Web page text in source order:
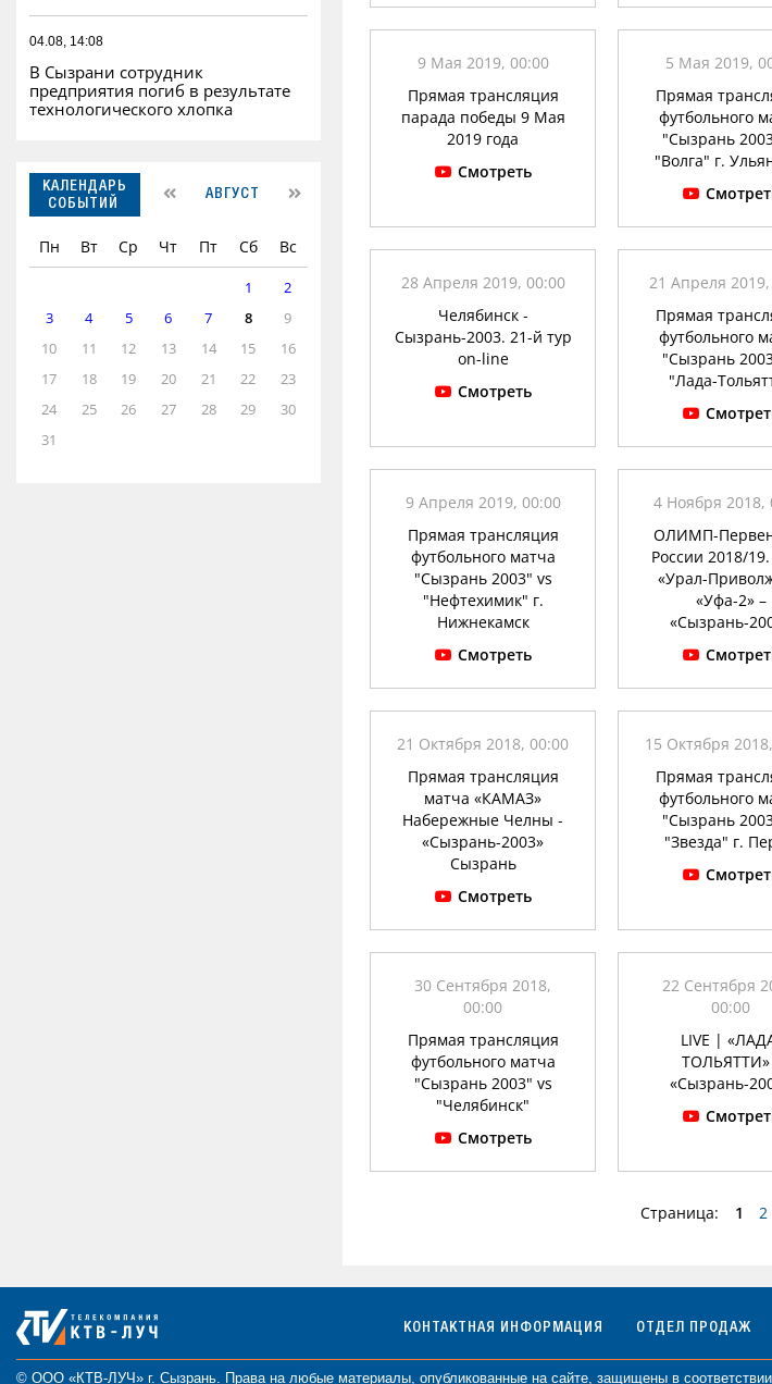
04.08, 14:08
В Сызрани сотрудник
предприятия погиб в результате
технологического хлопка
КАЛЕНДАРЬ
СОБЫТИЙ
АВГУСТ
Пн Вт Ср Чт Пт Сб Вс
1
2
3
4 5 6 7 8
9
10
11 12 13 14 15
16
17
18 19 20 21 22
23
24
25 26 27 28 29
30
31
9 Мая 2019, 00:00
Прямая трансляция
парада победы 9 Мая
2019 года
Смотреть
5 Мая 2019,
Прямая
футбольного
"Сызрань
"Волга" г.
28 Апреля 2019, 00:00
Челябинск -
Сызрань-2003. 21-й тур
on-line
Смотреть
21 Апреля
Прямая
футбольного
"Сызрань
"Лада-
9 Апреля 2019, 00:00
Прямая трансляция
футбольного матча
"Сызрань 2003" vs
"Нефтехимик" г.
Нижнекамск
Смотреть
4 Ноября 2018,
ОЛИМП-
России 2018/
«Урал-
«Уфа-2» –
«Сызрань-
21 Октября 2018, 00:00
Прямая трансляция
матча «КАМАЗ»
Набережные Челны -
«Сызрань-2003»
Сызрань
Смотреть
15 Октября
Прямая
футбольного
"Сызрань
"Звезда" г.
30 Сентября 2018,
00:00
Прямая трансляция
футбольного матча
"Сызрань 2003" vs
"Челябинск"
Смотреть
22 Сентября
00:00
LIVE |
ТОЛЬЯТТИ»
«Сызрань-
Страница: 1 2
КОНТАКТНАЯ ИНФОРМАЦИЯ ОТДЕЛ ПРОДАЖ
© ООО «КТВ-ЛУЧ» г. Сызрань. Права на любые материалы, опубликованные на сайте, защищены в